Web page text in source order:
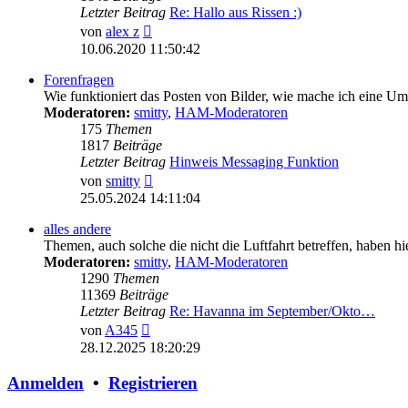
Letzter Beitrag Re: Hallo aus Rissen :)
von alex z
Beitrag
10.06.2020 11:50:42
Forenfragen
Wie funktioniert das Posten von Bilder, wie mache ich eine
Moderatoren: smitty, HAM-Moderatoren
175 Themen
1817 Beiträge
Letzter Beitrag Hinweis Messaging Funktion
von smitty
Beitrag
25.05.2024 14:11:04
alles andere
Themen, auch solche die nicht die Luftfahrt betreffen, haben
Moderatoren: smitty, HAM-Moderatoren
1290 Themen
11369 Beiträge
Letzter Beitrag Re: Havanna im September/Okto…
vonA345
Beitrag
28.12.2025 18:20:29
Anmelden • Registrieren